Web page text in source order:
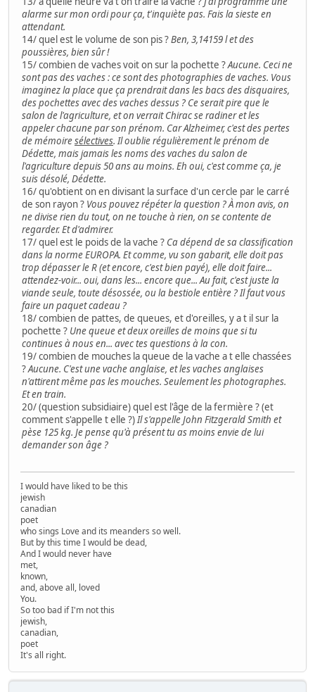
alarme sur mon ordi pour ça, t'inquiète pas. Fais la sieste en
attendant.
14/ quel est le volume de son pis ?Ben, 3,14159 l et des
poussières, bien sûr !
15/ combien de vaches voit on sur la pochette ?Aucune. Ceci ne
sont pas des vaches : ce sont des photographies de vaches. Vous
imaginez la place que ça prendrait dans les bacs des disquaires,
des pochettes avec des vaches dessus ? Ce serait pire que le
salon de l'agriculture, et on verrait Chirac se radiner et les
appeler chacune par son prénom. Car Alzheimer, c'est des pertes
de mémoiresélectives. Il oublie régulièrement le prénom de
Dédette, mais jamais les noms des vaches du salon de
l'agriculture depuis 50 ans au moins. Eh oui, c'est comme ça, je
suis désolé, Dédette.
16/ qu'obtient on en divisant la surface d'un cercle par le carré
de son rayon ? Vous pouvez répéter la question ? À mon avis, on
ne divise rien du tout, on ne touche à rien, on se contente de
regarder. Et d'admirer.
17/ quel est le poids de la vache ? Ca dépend de sa classification
dans la norme EUROPA. Et comme, vu son gabarit, elle doit pas
trop dépasser le R (et encore, c'est bien payé), elle doit faire...
attendez-voir... oui, dans les... encore que... Au fait, c'est juste la
viande seule, toute désossée, ou la bestiole entière ? Il faut vous
faire un paquet cadeau ?
18/ combien de pattes, de queues, et d'oreilles, y a t il sur la
pochette ? Une queue et deux oreilles de moins que si tu
continues à nous en... avec tes questions à la con.
19/ combien de mouches la queue de la vache a t elle chassées
?Aucune. C'est une vache anglaise, et les vaches anglaises
n'attirent même pas les mouches. Seulement les photographes.
Et en train.
20/ (question subsidiaire) quel est l'âge de la fermière ? (et
comment s'appelle t elle ?)Il s'appelle John Fitzgerald Smith et
pèse 125 kg. Je pense qu'à présent tu as moins envie de lui
demander son âge ?
I would have liked to be this
jewish
canadian
poet
who sings Love and its meanders so well.
But by this time I would be dead,
And I would never have
met,
known,
and, above all, loved
You.
So too bad if I'm not this
jewish,
canadian,
poet
It's all right.